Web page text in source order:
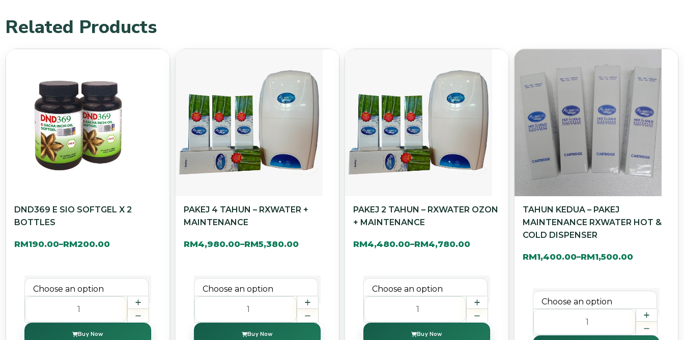
Related Products
DND369 E SIO SOFTGEL X 2
BOTTLES
RM190.00–RM200.00
Buy Now
PAKEJ 4 TAHUN – RXWATER +
MAINTENANCE
RM4,980.00–RM5,380.00
Buy Now
PAKEJ 2 TAHUN – RXWATER OZON
+ MAINTENANCE
RM4,480.00–RM4,780.00
Buy Now
TAHUN KEDUA – PAKEJ
MAINTENANCE RXWATER HOT &
COLD DISPENSER
RM1,400.00–RM1,500.00